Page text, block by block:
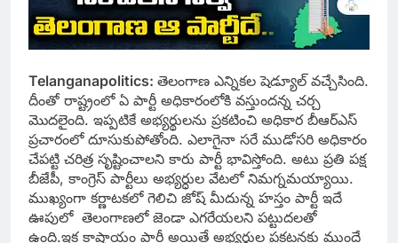
Telanganapolitics: తెలంగాణ ఎన్నికల షెడ్యూల్ వచ్చేసింది.
దీంతో రాష్ట్రంలో ఏ పార్టీ అధికారంలోకి వస్తుందన్న చర్చ
మొదలైంది. ఇప్పటికే అభ్యర్థులను ప్రకటించి అధికార బీఆర్ఎస్
ప్రచారంలో దూసుకుపోతోంది. ఎలాగైనా సరే ముడోసరి అధికారం
చేపట్టి చరిత్ర సృష్టించాలని కారు పార్టీ భావిస్తోంది. అటు ప్రతి పక్ష
బీజేపీ, కాంగ్రెస్ పార్టీలు అభ్యర్ధుల వేటలో నిమగ్నమయ్యాయి.
ముఖ్యంగా కర్ణాటకలో గెలిచి జోష్ మీదున్న హస్తం పార్టీ ఇదే
ఊపులో తెలంగాణలో జెండా ఎగరేయలని పట్టుదలతో
ఉంది.ఇక కాషాయం పార్టీ అయితే అభ్యర్థుల ప్రకటనకు ముందే